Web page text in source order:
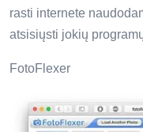
rasti internete
atsisiųsti jokių
FotoFlexer